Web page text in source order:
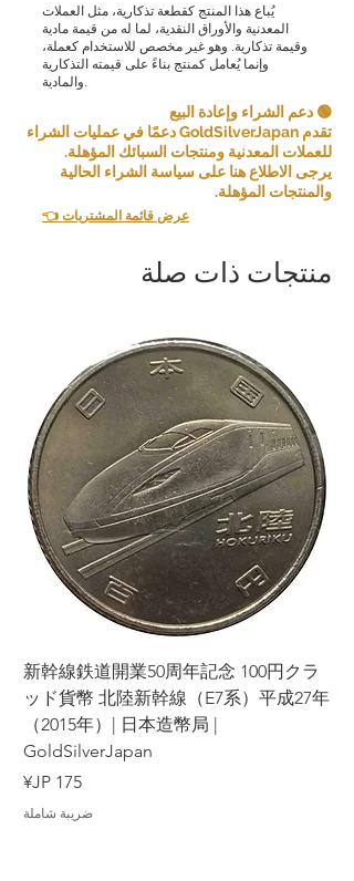
يُباع هذا المنتج كقطعة تذكارية، مثل العملات
المعدنية والأوراق النقدية، لما له من قيمة مادية
وقيمة تذكارية. وهو غير مخصص للاستخدام كعملة،
وإنما يُعامل كمنتج بناءً على قيمته التذكارية
🟢 دعم الشراء وإعادة البيع
تقدم GoldSilverJapan دعمًا في عمليات الشراء
للعملات المعدنية ومنتجات السبائك المؤهلة.
يرجى الاطلاع هنا على سياسة الشراء الحالية
والمنتجات المؤهلة.
👈 عرض قائمة المشتريات
منتجات ذات صلة
新幹線鉄道開業50周年記念 100円クラ
ッド貨幣 北陸新幹線（E7系）平成27年
（2015年）| 日本造幣局 |
GoldSilverJapan
السعر
ضريبة شاملة